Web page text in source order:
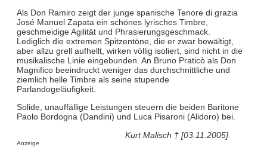
Als Don Ramiro zeigt der junge spanische Tenore di grazia
José Manuel Zapata ein schönes lyrisches Timbre,
geschmeidige Agilität und Phrasierungsgeschmack.
Lediglich die extremen Spitzentöne, die er zwar bewältigt,
aber allzu grell aufhellt, wirken völlig isoliert, sind nicht in die
musikalische Linie eingebunden. An Bruno Praticò als Don
Magnifico beeindruckt weniger das durchschnittliche und
ziemlich helle Timbre als seine stupende
Parlandogeläufigkeit.
Solide, unauffällige Leistungen steuern die beiden Baritone
Paolo Bordogna (Dandini) und Luca Pisaroni (Alidoro) bei.
Kurt Malisch † [03.11.2005]
Anzeige